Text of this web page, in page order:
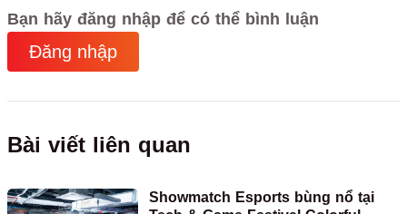
Bạn hãy đăng nhập để có thể bình luận
Đăng nhập
Bài viết liên quan
Showmatch Esports bùng nổ tại